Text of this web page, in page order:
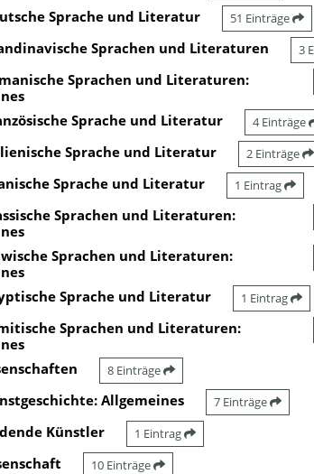
Sprache und Literatur 51 Einträge
Sprachen und Literaturen 3
Sprachen und Literaturen:
Sprache und Literatur 4 Einträge
Sprache und Literatur 2 Einträge
Sprache und Literatur 1 Eintrag
Sprachen und Literaturen:
Sprachen und Literaturen:
Sprache und Literatur 1 Eintrag
Sprachen und Literaturen:
8 Einträge
Allgemeines 7 Einträge
Künstler 1 Eintrag
10 Einträge